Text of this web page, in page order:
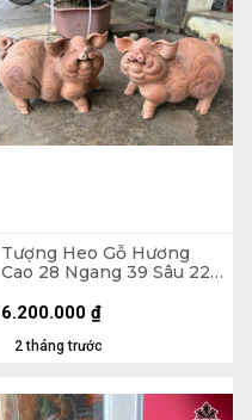
Tượng Heo Gỗ Hương
Cao 28 Ngang 39 Sâu 22
2 tháng trước
6.200.000 ₫